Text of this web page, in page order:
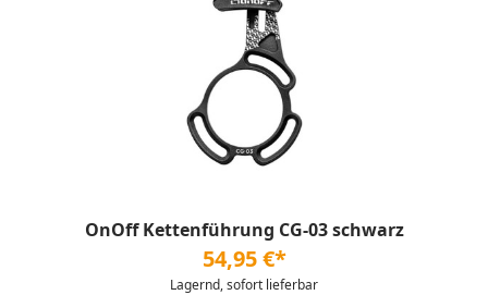
OnOff Kettenführung CG-03 schwarz
54,95 €*
Lagernd, sofort lieferbar